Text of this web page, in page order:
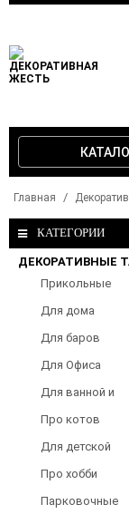
Главная
КАТЕГОРИИ
ДЕКОРАТИВНЫЕ
Прикольные
Для дома
Для баров
Для Офиса
Для ванной и
Про котов
Для детской
Про хобби
Парковочные